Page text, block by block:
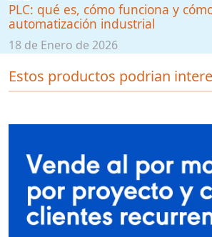
PLC: qué es, cómo funciona y
automatización industrial
18 de Enero de 2026
Estos productos podrian